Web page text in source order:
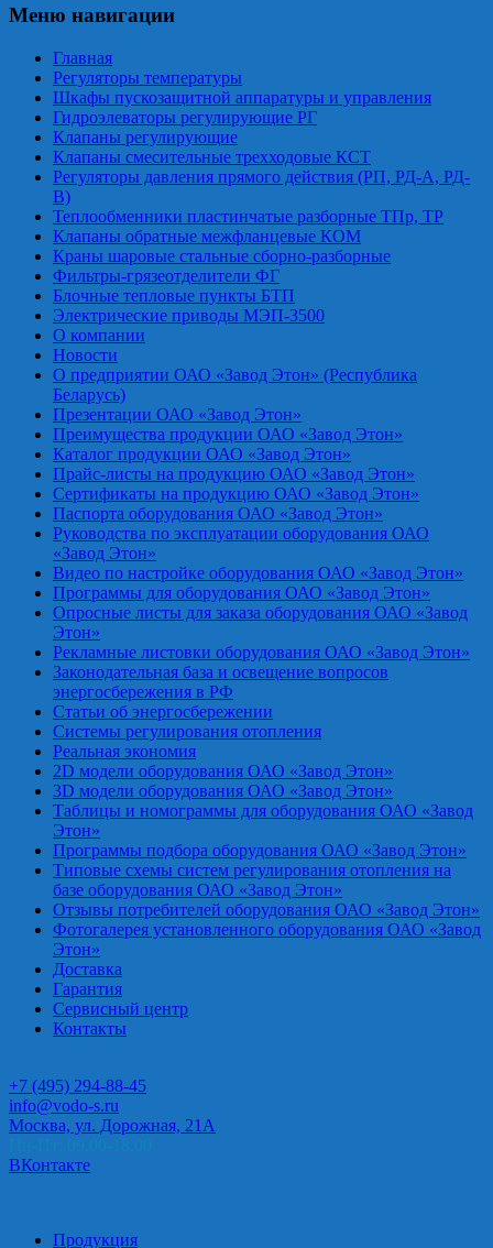
Меню навигации
Главная
Регуляторы температуры
Шкафы пускозащитной аппаратуры и управления
Гидроэлеваторы регулирующие РГ
Клапаны регулирующие
Клапаны смесительные трехходовые КСТ
Регуляторы давления прямого действия (РП, РД-А, РД-
В)
Теплообменники пластинчатые разборные ТПр, ТР
Клапаны обратные межфланцевые КОМ
Краны шаровые стальные сборно-разборные
Фильтры-грязеотделители ФГ
Блочные тепловые пункты БТП
Электрические приводы МЭП-3500
О компании
Новости
О предприятии ОАО «Завод Этон» (Республика
Беларусь)
Презентации ОАО «Завод Этон»
Преимущества продукции ОАО «Завод Этон»
Каталог продукции ОАО «Завод Этон»
Прайс-листы на продукцию ОАО «Завод Этон»
Сертификаты на продукцию ОАО «Завод Этон»
Паспорта оборудования ОАО «Завод Этон»
Руководства по эксплуатации оборудования ОАО
«Завод Этон»
Видео по настройке оборудования ОАО «Завод Этон»
Программы для оборудования ОАО «Завод Этон»
Опросные листы для заказа оборудования ОАО «Завод
Этон»
Рекламные листовки оборудования ОАО «Завод Этон»
Законодательная база и освещение вопросов
энергосбережения в РФ
Статьи об энергосбережении
Системы регулирования отопления
Реальная экономия
2D модели оборудования ОАО «Завод Этон»
3D модели оборудования ОАО «Завод Этон»
Таблицы и номограммы для оборудования ОАО «Завод
Этон»
Программы подбора оборудования ОАО «Завод Этон»
Типовые схемы систем регулирования отопления на
базе оборудования ОАО «Завод Этон»
Отзывы потребителей оборудования ОАО «Завод Этон»
Фотогалерея установленного оборудования ОАО «Завод
Этон»
Доставка
Гарантия
Сервисный центр
Контакты
+7 (495) 294-88-45
info@vodo-s.ru
Москва, ул. Дорожная, 21А
ВКонтакте
Продукция